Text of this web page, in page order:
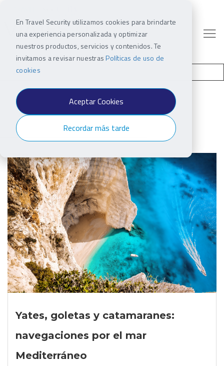
En Travel Security utilizamos cookies para brindarte
una experiencia personalizada y optimizar
nuestros productos, servicios y contenidos. Te
invitamos a revisar nuestrasPolíticas de uso de
cookies
Aceptar Cookies
Recordar más tarde
Yates, goletas y catamaranes:
navegaciones por el mar
Mediterráneo